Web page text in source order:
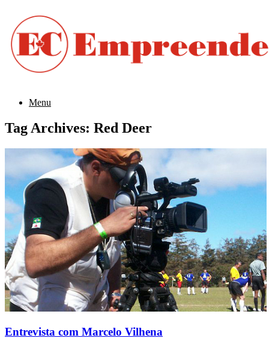
Menu
Tag Archives: Red Deer
Entrevista com Marcelo Vilhena